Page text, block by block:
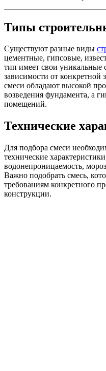
Типы
Существуют разные виды
цементные, гипсовые,
тип имеет свои уникальные
зависимости от
смеси обладают высокой
возведения фундамента, а
помещений.
Технические
Для подбора смеси
технические
водонепроницаемость,
Важно подобрать смесь,
требованиям конкретного
конструкции.